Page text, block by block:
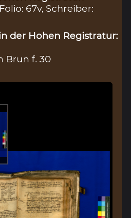
67v, Schreiber:
der Hohen Registratur:
Brun f. 30